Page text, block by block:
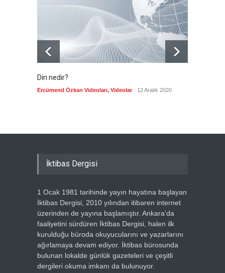
5 Ağustos 2026
Din nedir?
Ercümend Özkan Videoları, Videolar 12 Aralık 2020
İktibas Dergisi
1 Ocak 1981 tarihinde yayın hayatına başlayan
İktibas Dergisi, 2010 yılından itibaren internet
üzerinden de yayına başlamıştır. Ankara’da
faaliyetini sürdüren İktibas Dergisi, halen ilk
kurulduğu büroda okuyucularını ve yazarlarını
ağırlamaya devam ediyor. İktibas bürosunda
bulunan lokalde günlük gazeteleri ve çeşitli
dergileri okuma imkanı da bulunuyor.